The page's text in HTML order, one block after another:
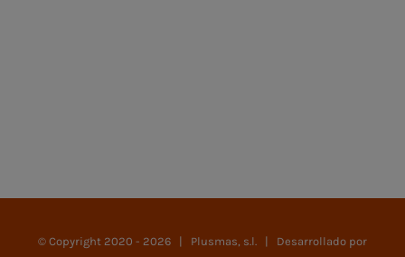
© Copyright 2020 - 2026 | Plusmas, s.l. | Desarrollado por